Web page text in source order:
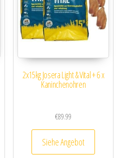
2x15kg Josera Light & Vital + 6 x
Kaninchenohren
€89.99
Siehe Angebot